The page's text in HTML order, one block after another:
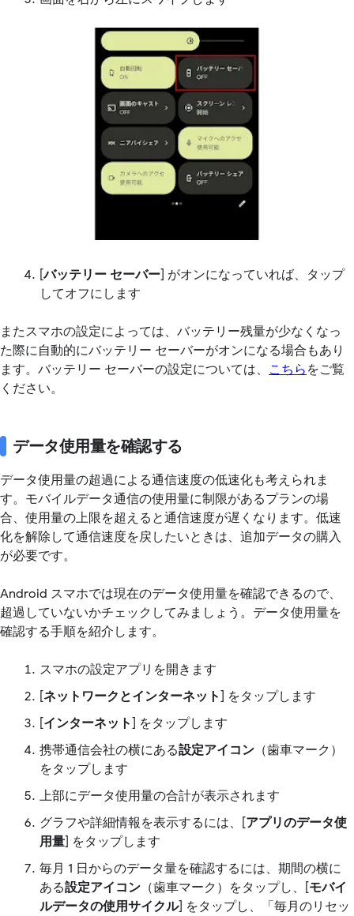
[バッテリー セーバー] がオンになっていれば、タップ
してオフにします
またスマホの設定によっては、バッテリー残量が少なくなっ
た際に自動的にバッテリー セーバーがオンになる場合もあり
ます。バッテリー セーバーの設定については、 こちら をご覧
ください。
データ使用量を確認する
データ使用量の超過による通信速度の低速化も考えられま
す。モバイルデータ通信の使用量に制限があるプランの場
合、使用量の上限を超えると通信速度が遅くなります。低速
化を解除して通信速度を戻したいときは、追加データの購入
が必要です。
Android スマホでは現在のデータ使用量を確認できるので、
超過していないかチェックしてみましょう。データ使用量を
確認する手順を紹介します。
スマホの設定アプリを開きます
[ネットワークとインターネット] をタップします
[インターネット] をタップします
携帯通信会社の横にある設定アイコン （歯車マーク）
をタップします
上部にデータ使用量の合計が表示されます
グラフや詳細情報を表示するには、[アプリのデータ使
用量] をタップします
毎月 1 日からのデータ量を確認するには、期間の横に
ある設定アイコン （歯車マーク）をタップし、[モバイ
ルデータの使用サイクル] をタップし、「毎月のリセッ